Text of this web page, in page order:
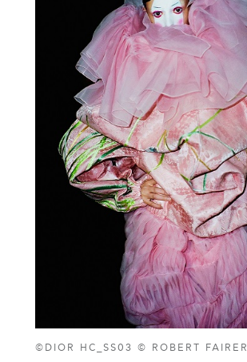
©DIOR HC_SS03 © ROBERT FAIRER